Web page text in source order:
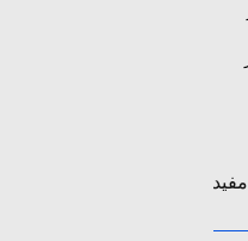
مفید